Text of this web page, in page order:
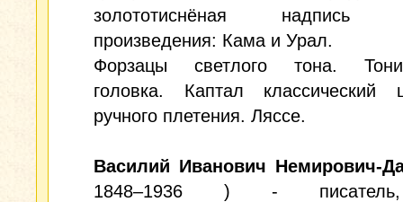
золототиснёная надпись
произведения: Кама и Урал.
Форзацы светлого тона.
головка. Каптал классический
ручного плетения. Ляссе.
Василий Иванович Немирович-
1848–1936 ) -